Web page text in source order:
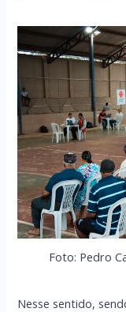
Foto: Pedro
Nesse sentido,